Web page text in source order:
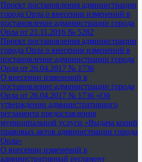
Проект постановления администрации
города Орла о внесении изменений в
постановление администрации города
Орла от 21.11.2016 № 5282
Проект постановления администрации
города Орла о внесении изменений в
постановление администрации города
Орла от 26.04.2017 № 1736
О внесении изменений в
постановление администрации города
Орла от 26.04.2017 № 1736 «Об
утверждении административного
регламента предоставления
муниципальной услуги «Выдача копий
правовых актов администрации города
Орла»
О внесении изменений в
административный регламент